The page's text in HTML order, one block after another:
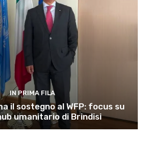
IN PRIMA FILA
il sostegno al WFP: focus su
umanitario di Brindisi